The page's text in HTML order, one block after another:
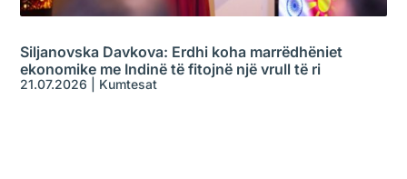
Siljanovska Davkova: Erdhi koha marrëdhëniet
ekonomike me Indinë të fitojnë një vrull të ri
21.07.2026 Kumtesat